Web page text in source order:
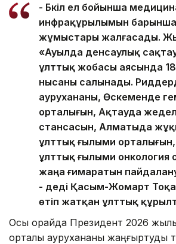
- Бүкіл ел бойынша
инфрақұрылымын
жұмыстары жалғасады.
«Ауылда денсаулық
ұлттық жобасы аясында
нысаны салынады.
аурухананы, Өскеменде
орталығын, Ақтауда
стансасын, Алматыда
ұлттық ғылыми
ұлттық ғылыми онкология
жаңа ғимаратын
- деді Қасым-Жомарт
өтіп жатқан ұлттық
Осы орайда Президент 2026
орталық аурухананы жаңғыртуды